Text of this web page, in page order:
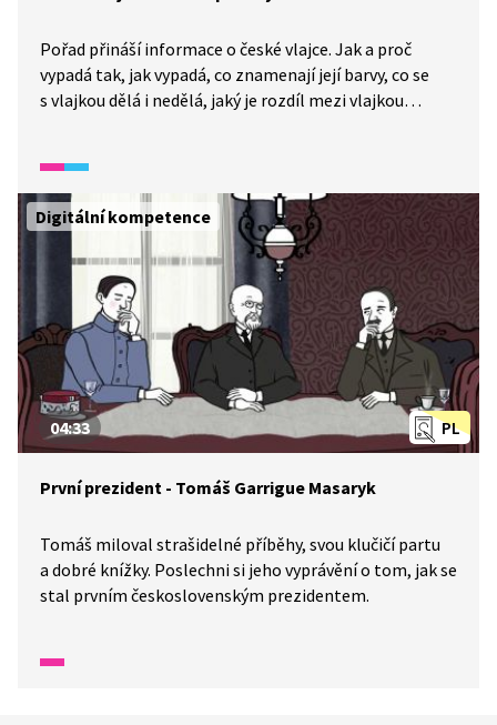
Pořad přináší informace o české vlajce. Jak a proč
vypadá tak, jak vypadá, co znamenají její barvy, co se
s vlajkou dělá i nedělá, jaký je rozdíl mezi vlajkou
Digitální kompetence
PL
04:33
První prezident - Tomáš Garrigue Masaryk
Tomáš miloval strašidelné příběhy, svou klučičí partu
a dobré knížky. Poslechni si jeho vyprávění o tom, jak se
stal prvním československým prezidentem.